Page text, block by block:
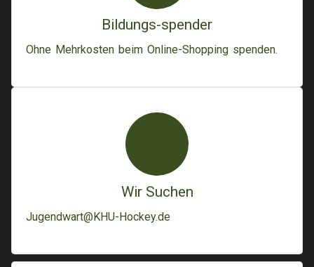
Bildungs-spender
Ohne Mehrkosten beim Online-Shopping spenden.
Wir Suchen
Jugendwart@KHU-Hockey.de